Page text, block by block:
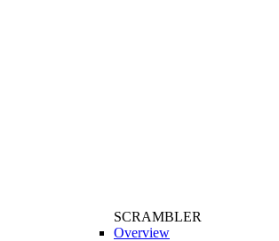
SCRAMBLER
Overview